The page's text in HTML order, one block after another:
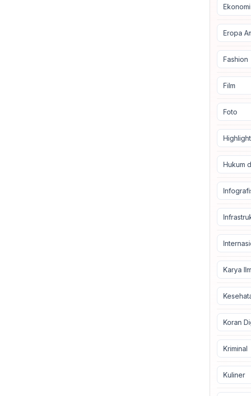
Ekonomi
Eropa
Fashion
Film
Foto
Highlight
Hukum
Karya
Koran
Kriminal
Kuliner